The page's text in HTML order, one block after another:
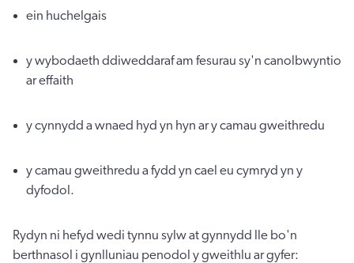
ein huchelgais
y wybodaeth ddiweddaraf am fesurau sy'n canolbwyntio
ar effaith
y cynnydd a wnaed hyd yn hyn ar y camau gweithredu
y camau gweithredu a fydd yn cael eu cymryd yn y
dyfodol.
Rydyn ni hefyd wedi tynnu sylw at gynnydd lle bo'n
berthnasol i gynlluniau penodol y gweithlu ar gyfer: